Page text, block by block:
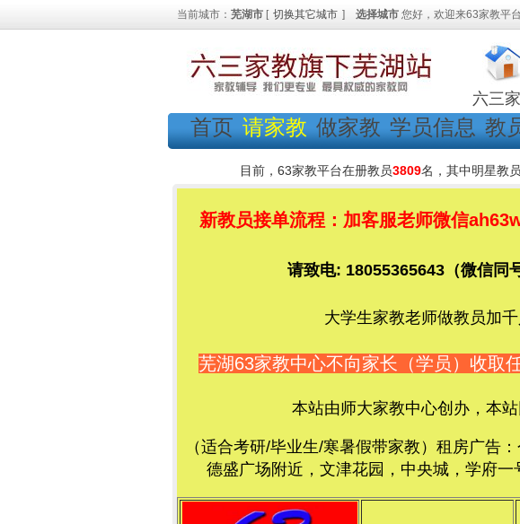
当前城市： 芜湖市 [ 切换其它城市 ] 选择城市 您好，欢迎来63家教平台
六三
首页 请家教 做家教 学员信息 教
目前，63家教平台在册教员3809名，其中明星教员
新教员接单流程：加客服老师微信
请致电: 18055365643（微信同
大学生家教老师做教员加
芜湖63家教中心不向家长（学员）收取
本站由师大家教中心创办，本站
（适合考研/毕业生/寒暑假带家教）租房广告
德盛广场附近，文津花园，中央城，学府